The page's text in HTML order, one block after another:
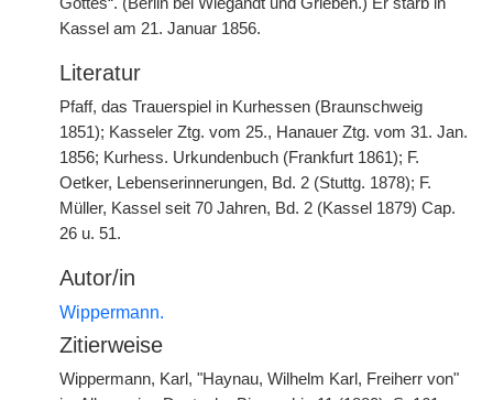
Kassel am 21. Januar 1856.
Literatur
Pfaff, das Trauerspiel in Kurhessen (Braunschweig
1851); Kasseler Ztg. vom 25., Hanauer Ztg. vom 31. Jan.
1856; Kurhess. Urkundenbuch (Frankfurt 1861); F.
Oetker, Lebenserinnerungen, Bd. 2 (Stuttg. 1878); F.
Müller, Kassel seit 70 Jahren, Bd. 2 (Kassel 1879) Cap.
26 u. 51.
Autor/in
Wippermann.
Zitierweise
Wippermann, Karl, "Haynau, Wilhelm Karl, Freiherr von"